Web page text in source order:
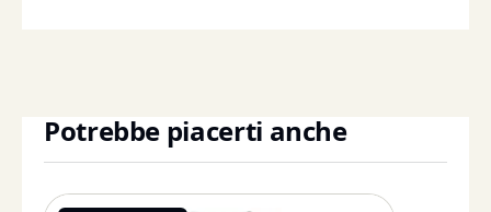
Potrebbe piacerti anche